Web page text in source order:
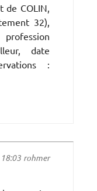
COLIN,
32),
date
:
rohmer